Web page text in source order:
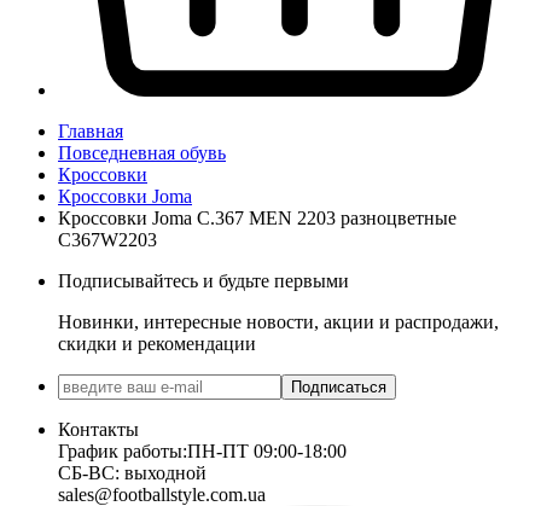
Главная
Повседневная обувь
Кроссовки
Кроссовки Joma
Кроссовки Joma C.367 MEN 2203 разноцветные
C367W2203
Подписывайтесь и будьте первыми
Новинки, интересные новости, акции и распродажи,
скидки и рекомендации
Подписаться
Контакты
График работы:ПН-ПТ 09:00-18:00
СБ-ВС: выходной
sales@footballstyle.com.ua